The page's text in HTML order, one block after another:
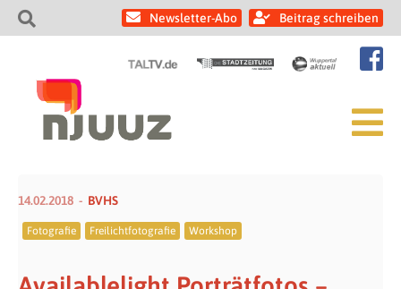
Newsletter-Abo Beitrag schreiben
14.02.2018 BVHS
Fotografie Freilichtfotografie Workshop